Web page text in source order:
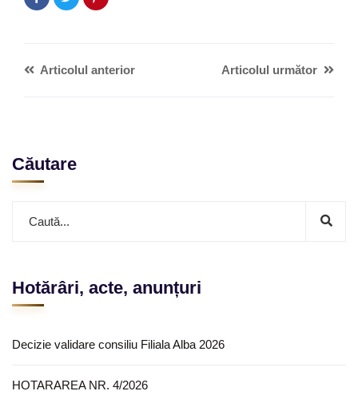
Articolul anterior Articolul următor
Căutare
Hotărâri, acte, anunțuri
Decizie validare consiliu Filiala Alba 2026
HOTARAREA NR. 4/2026